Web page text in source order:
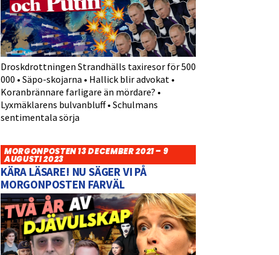
Droskdrottningen Strandhälls taxiresor för 500
000 • Säpo-skojarna • Hallick blir advokat •
Koranbrännare farligare än mördare? •
Lyxmäklarens bulvanbluff • Schulmans
sentimentala sörja
MORGONPOSTEN 13 DECEMBER 2021 – 9
AUGUSTI 2023
KÄRA LÄSARE! NU SÄGER VI PÅ
MORGONPOSTEN FARVÄL